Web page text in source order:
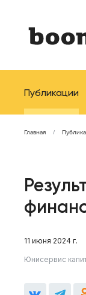
Публикации
Главная
11 июня 2024 г.
Юнисервис